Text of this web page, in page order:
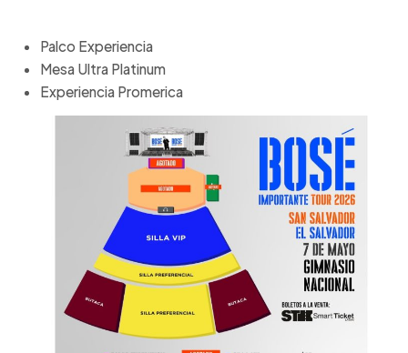
Palco Experiencia
Mesa Ultra Platinum
Experiencia Promerica